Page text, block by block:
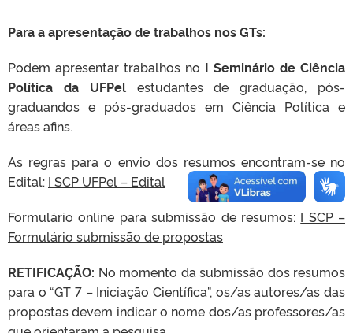
Para a apresentação de trabalhos nos GTs:
Podem apresentar trabalhos no I Seminário de Ciência
Política da UFPelestudantes de graduação, pós-
graduandos e pós-graduados em Ciência Política e
áreas afins.
As regras para o envio dos resumos encontram-se no
Edital: I SCP UFPel – Edital
Formulário online para submissão de resumos: I SCP –
Formulário submissão de propostas
RETIFICAÇÃO: No momento da submissão dos resumos
para o “GT 7 – Iniciação Científica”, os/as autores/as das
propostas devem indicar o nome dos/as professores/as